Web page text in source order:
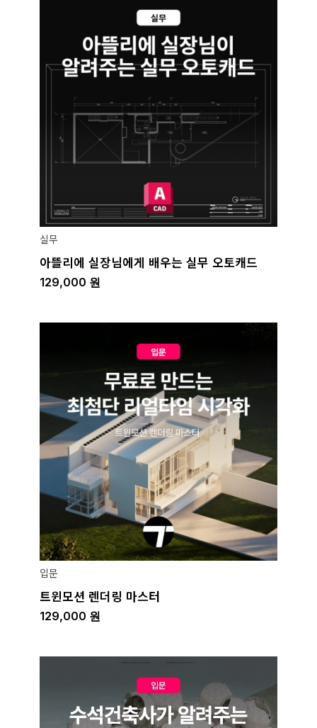
실무
아뜰리에 실장님에게 배우는 실무 오토캐드
129,000 원
입문
트윈모션 렌더링 마스터
129,000 원